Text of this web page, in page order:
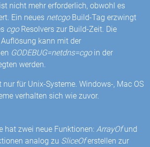
nicht mehr erforderlich, obwohl es
Ein neues netcgoBuild-Tag erzwingt
cgoResolvers zur Build-Zeit. Die
kann mit der
GODEBUG=netdns=cgoin der
werden.
nur für Unix-Systeme. Windows-, Mac OS
verhalten sich wie zuvor.
hat zwei neue Funktionen:ArrayOfund
analog zu SliceOferstellen zur